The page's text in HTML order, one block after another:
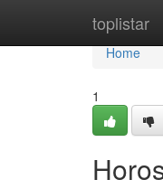
toplistar
Home
Home
1